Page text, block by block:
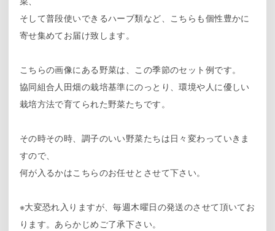
そして普段使いできるハーブ類など、こちらも個性豊かに
寄せ集めてお届け致します。
こちらの画像にある野菜は、この季節のセット例です。
協同組合人田畑の栽培基準にのっとり、環境や人に優しい
栽培方法で育てられた野菜たちです。
その時その時、調子のいい野菜たちは日々変わっていきま
すので、
何が入るかはこちらのお任せとさせて下さい。
※大変恐れ入りますが、毎週木曜日の発送のさせて頂いてお
ります。あらかじめご了承下さい。